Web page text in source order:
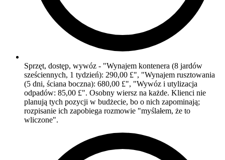
Sprzęt, dostęp, wywóz - "Wynajem kontenera (8 jardów
sześciennych, 1 tydzień): 290,00 £", "Wynajem rusztowania
(5 dni, ściana boczna): 680,00 £", "Wywóz i utylizacja
odpadów: 85,00 £". Osobny wiersz na każde. Klienci nie
planują tych pozycji w budżecie, bo o nich zapominają;
rozpisanie ich zapobiega rozmowie "myślałem, że to
wliczone".